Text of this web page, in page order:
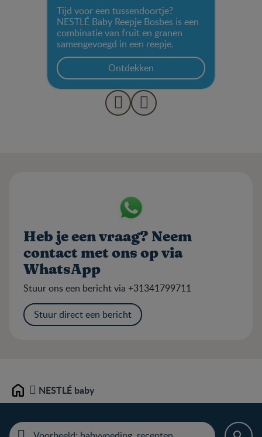
Tijd voor een tussendoortje?
NESTLÉ Baby Reepje Bosbes is een
combinatie van fruit en granen
samengevoegd in een reepje.
Ontdekken
Heb je een vraag? Neem
contact met ons op via
WhatsApp
Stuur ons een bericht via +31341799711
Stuur direct een bericht
Home NESTLÉ baby